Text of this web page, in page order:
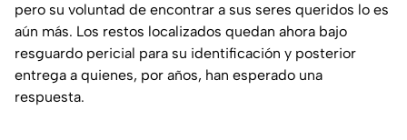
pero su voluntad de encontrar a sus seres queridos lo es
aún más. Los restos localizados quedan ahora bajo
resguardo pericial para su identificación y posterior
entrega a quienes, por años, han esperado una
respuesta.